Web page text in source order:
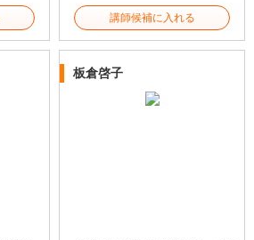
講師候補に入れる
板倉啓子